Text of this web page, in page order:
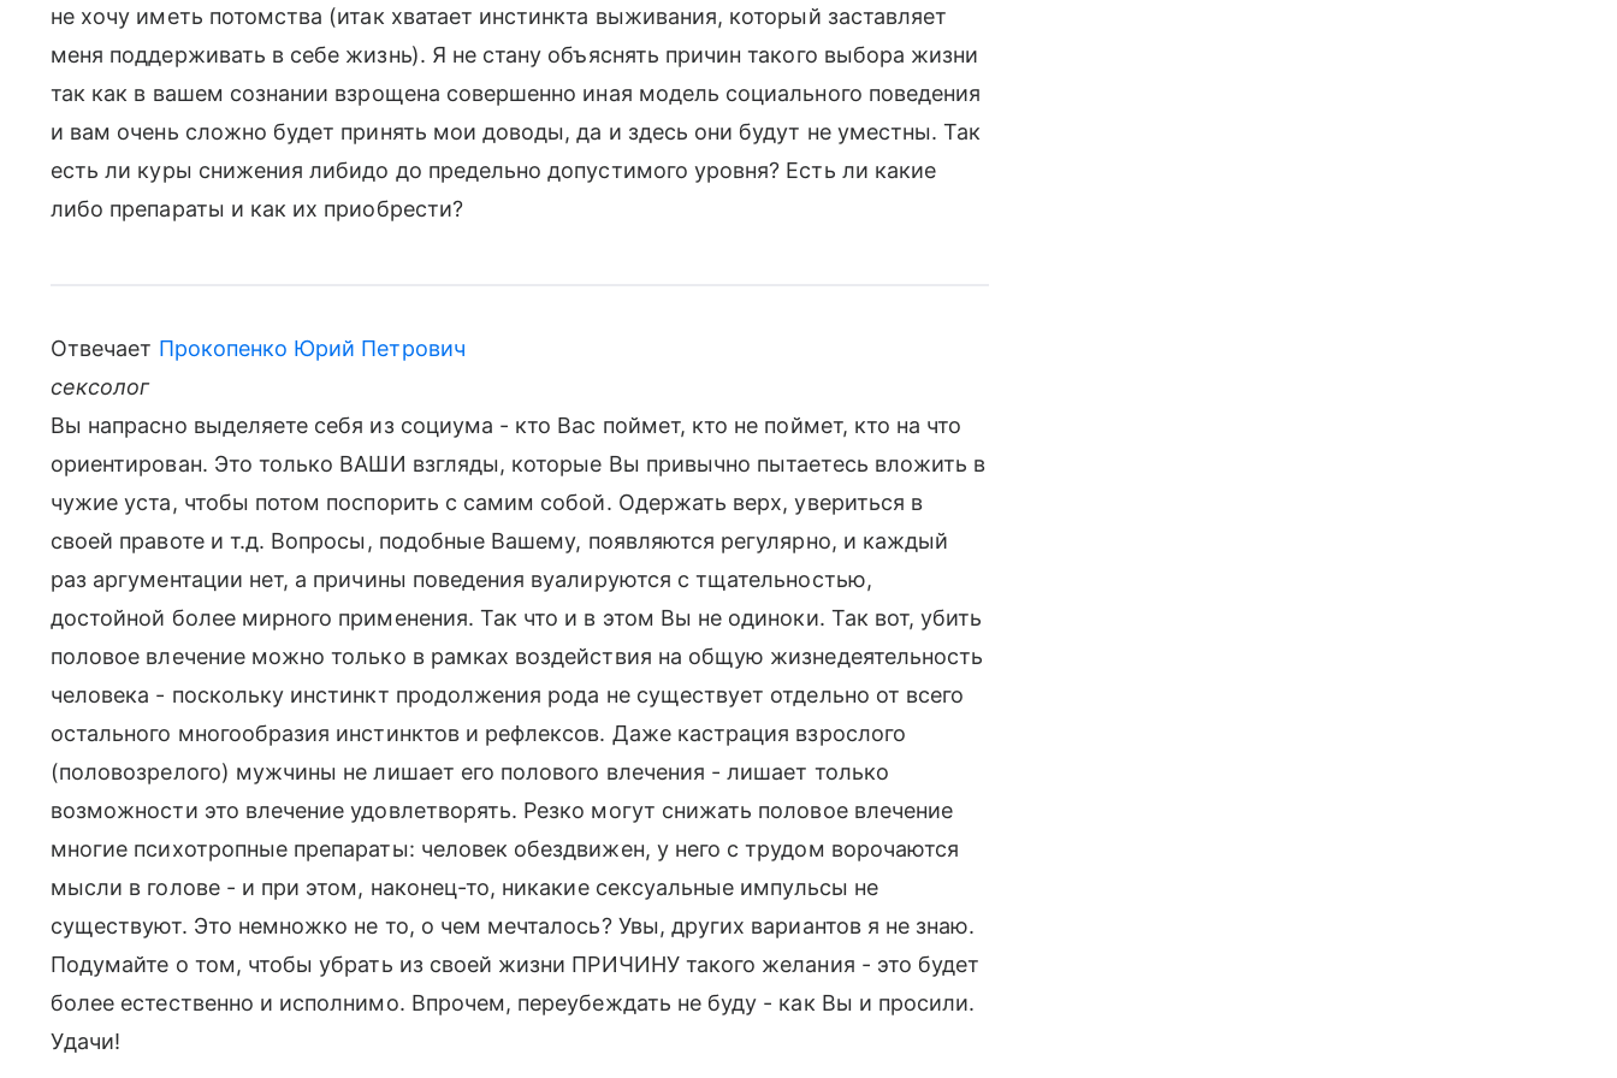
не хочу иметь потомства (итак хватает инстинкта выживания, который заставляет
меня поддерживать в себе жизнь). Я не стану объяснять причин такого выбора жизни
так как в вашем сознании взрощена совершенно иная модель социального поведения
и вам очень сложно будет принять мои доводы, да и здесь они будут не уместны. Так
есть ли куры снижения либидо до предельно допустимого уровня? Есть ли какие
либо препараты и как их приобрести?
Отвечает Прокопенко Юрий Петрович
сексолог
Вы напрасно выделяете себя из социума - кто Вас поймет, кто не поймет, кто на что
ориентирован. Это только ВАШИ взгляды, которые Вы привычно пытаетесь вложить в
чужие уста, чтобы потом поспорить с самим собой. Одержать верх, увериться в
своей правоте и т.д. Вопросы, подобные Вашему, появляются регулярно, и каждый
раз аргументации нет, а причины поведения вуалируются с тщательностью,
достойной более мирного применения. Так что и в этом Вы не одиноки. Так вот, убить
половое влечение можно только в рамках воздействия на общую жизнедеятельность
человека - поскольку инстинкт продолжения рода не существует отдельно от всего
остального многообразия инстинктов и рефлексов. Даже кастрация взрослого
(половозрелого) мужчины не лишает его полового влечения - лишает только
возможности это влечение удовлетворять. Резко могут снижать половое влечение
многие психотропные препараты: человек обездвижен, у него с трудом ворочаются
мысли в голове - и при этом, наконец-то, никакие сексуальные импульсы не
существуют. Это немножко не то, о чем мечталось? Увы, других вариантов я не знаю.
Подумайте о том, чтобы убрать из своей жизни ПРИЧИНУ такого желания - это будет
более естественно и исполнимо. Впрочем, переубеждать не буду - как Вы и просили.
Удачи!